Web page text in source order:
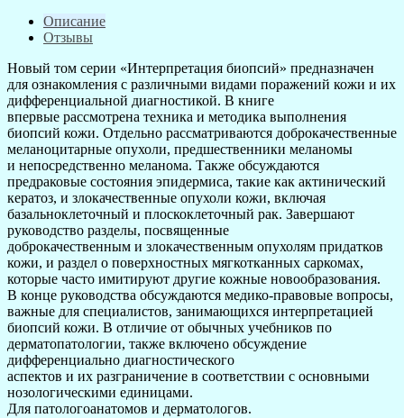
Описание
Отзывы
Новый том серии «Интерпретация биопсий» предназначен
для ознакомления с различными видами поражений кожи и их
дифференциальной диагностикой. В книге
впервые рассмотрена техника и методика выполнения
биопсий кожи. Отдельно рассматриваются доброкачественные
меланоцитарные опухоли, предшественники меланомы
и непосредственно меланома. Также обсуждаются
предраковые состояния эпидермиса, такие как актинический
кератоз, и злокачественные опухоли кожи, включая
базальноклеточный и плоскоклеточный рак. Завершают
руководство разделы, посвященные
доброкачественным и злокачественным опухолям придатков
кожи, и раздел о поверхностных мягкотканных саркомах,
которые часто имитируют другие кожные новообразования.
В конце руководства обсуждаются медико-правовые вопросы,
важные для специалистов, занимающихся интерпретацией
биопсий кожи. В отличие от обычных учебников по
дерматопатологии, также включено обсуждение
дифференциально диагностического
аспектов и их разграничение в соответствии с основными
нозологическими единицами.
Для патологоанатомов и дерматологов.